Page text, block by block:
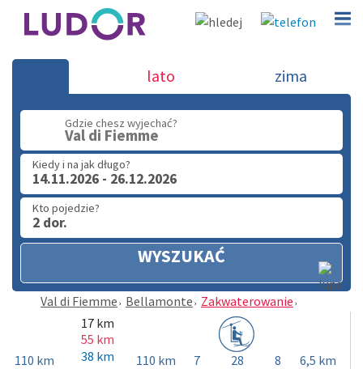
Bellamonte - Val di Fiemme
(32) 720 60 56
lato zima
Gdzie chesz wyjechać?
Val di Fiemme
Kiedy i na jak długo?
14.11.2026 - 26.12.2026
Kto pojedzie?
2 dor.
WYSZUKAĆ
Val di Fiemme Bellamonte Zakwaterowanie
110 km
17 km
55 km
38 km
110 km 7 28 8 6,5 km